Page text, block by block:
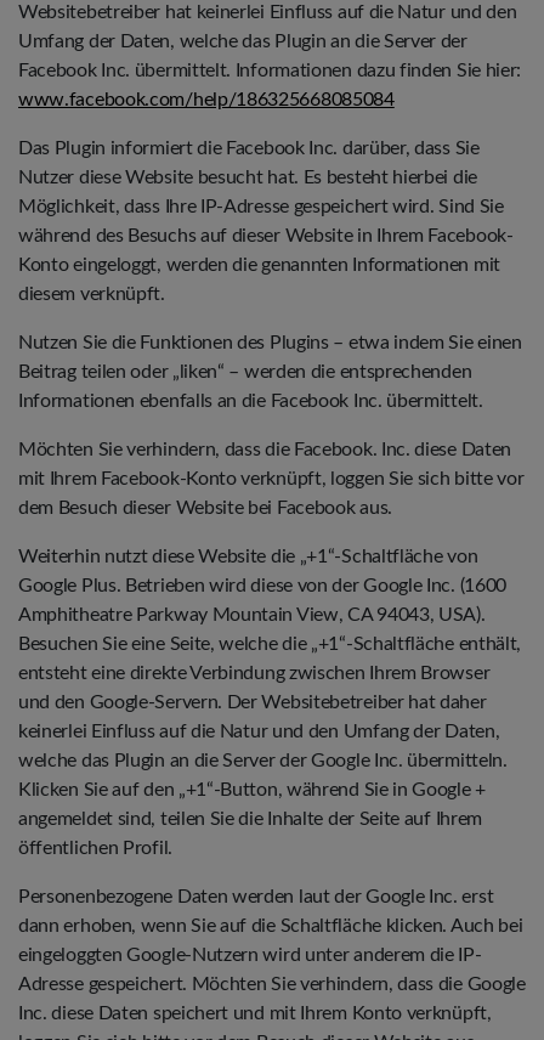
Websitebetreiber hat keinerlei Einfluss auf die Natur und den
Umfang der Daten, welche das Plugin an die Server der
Facebook Inc. übermittelt. Informationen dazu finden Sie hier:
www.facebook.com/help/186325668085084
Das Plugin informiert die Facebook Inc. darüber, dass Sie
Nutzer diese Website besucht hat. Es besteht hierbei die
Möglichkeit, dass Ihre IP-Adresse gespeichert wird. Sind Sie
während des Besuchs auf dieser Website in Ihrem Facebook-
Konto eingeloggt, werden die genannten Informationen mit
diesem verknüpft.
Nutzen Sie die Funktionen des Plugins – etwa indem Sie einen
Beitrag teilen oder „liken“ – werden die entsprechenden
Informationen ebenfalls an die Facebook Inc. übermittelt.
Möchten Sie verhindern, dass die Facebook. Inc. diese Daten
mit Ihrem Facebook-Konto verknüpft, loggen Sie sich bitte vor
dem Besuch dieser Website bei Facebook aus.
Weiterhin nutzt diese Website die „+1“-Schaltfläche von
Google Plus. Betrieben wird diese von der Google Inc. (1600
Amphitheatre Parkway Mountain View, CA 94043, USA).
Besuchen Sie eine Seite, welche die „+1“-Schaltfläche enthält,
entsteht eine direkte Verbindung zwischen Ihrem Browser
und den Google-Servern. Der Websitebetreiber hat daher
keinerlei Einfluss auf die Natur und den Umfang der Daten,
welche das Plugin an die Server der Google Inc. übermitteln.
Klicken Sie auf den „+1“-Button, während Sie in Google +
angemeldet sind, teilen Sie die Inhalte der Seite auf Ihrem
öffentlichen Profil.
Personenbezogene Daten werden laut der Google Inc. erst
dann erhoben, wenn Sie auf die Schaltfläche klicken. Auch bei
eingeloggten Google-Nutzern wird unter anderem die IP-
Adresse gespeichert. Möchten Sie verhindern, dass die Google
Inc. diese Daten speichert und mit Ihrem Konto verknüpft,